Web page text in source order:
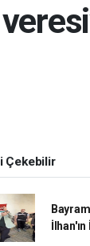
Çekebilir